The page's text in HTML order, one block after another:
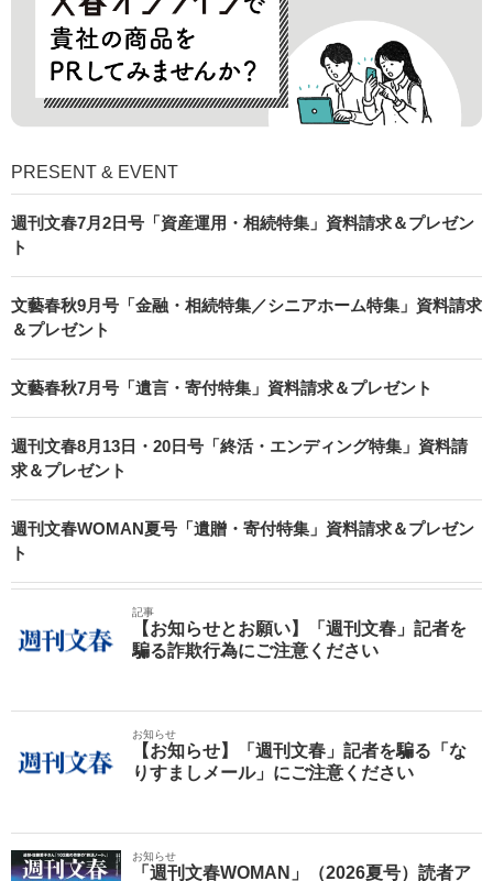
PRESENT & EVENT
週刊文春7月2日号「資産運用・相続特集」資料請求＆プレゼン
ト
文藝春秋9月号「金融・相続特集／シニアホーム特集」資料請求
＆プレゼント
文藝春秋7月号「遺言・寄付特集」資料請求＆プレゼント
週刊文春8月13日・20日号「終活・エンディング特集」資料請
求＆プレゼント
週刊文春WOMAN夏号「遺贈・寄付特集」資料請求＆プレゼン
ト
記事
【お知らせとお願い】「週刊文春」記者を
騙る詐欺行為にご注意ください
お知らせ
【お知らせ】「週刊文春」記者を騙る「な
りすましメール」にご注意ください
お知らせ
「週刊文春WOMAN」（2026夏号）読者ア